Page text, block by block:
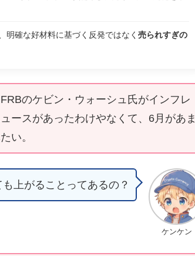
確な好材料に基づく反発ではなく 売られすぎの
のケビン・ウォーシュ氏がインフレ
ースがあったわけやなくて、6月があま
い。
ケンケン
上がることってあるの？